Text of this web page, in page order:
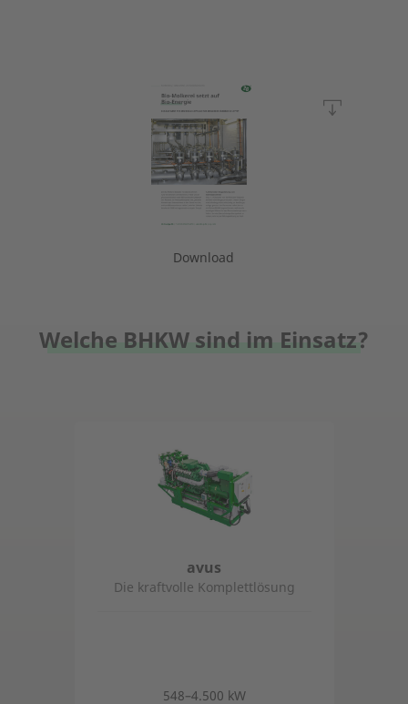
Download
Welche BHKW sind im Einsatz?
avus
Die kraftvolle Komplettlösung
548–4.500 kW